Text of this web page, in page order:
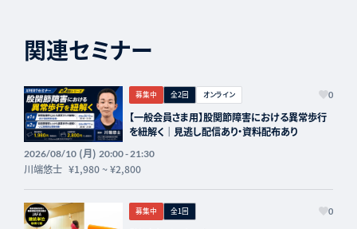
関連セミナー
募集中 全2回 オンライン 0
【一般会員さま用】股関節障害における異常歩行
を紐解く｜見逃し配信あり・資料配布あり
2026/08/10(月) 20:00 - 21:30
川端悠士 ¥1,980~¥2,800
募集中 全1回 0